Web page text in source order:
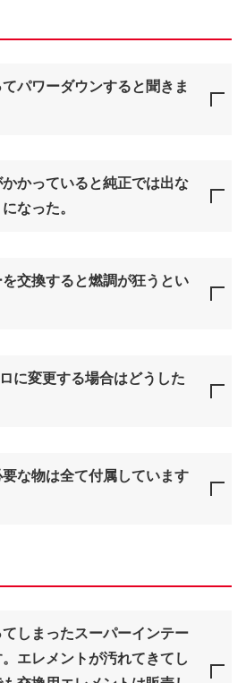
パワーダウンすると聞きま
かっていると純正では出な
なった。
交換すると燃調が狂うとい
に変更する場合はどうした
な物は全て付属しています
しまったスーパーインテー
エレメントが汚れてきてし